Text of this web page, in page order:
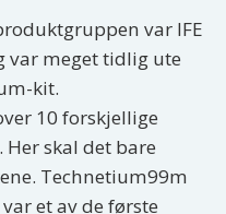
var IFE
var meget tidlig ute
kit.
10 forskjellige
skal det bare
Technetium99m
et av de første